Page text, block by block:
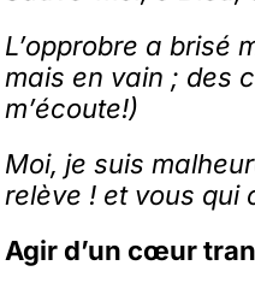
L’opprobre a brisé
mais en vain ; des
m’écoute!)
Moi, je suis
relève ! et vous
Agir d’un cœur